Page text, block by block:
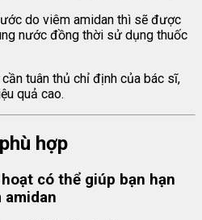
do viêm amidan thì sẽ được
nước đồng thời sử dụng thuốc
tuân thủ chỉ định của bác sĩ,
quả cao.
hợp
có thể giúp bạn hạn
amidan